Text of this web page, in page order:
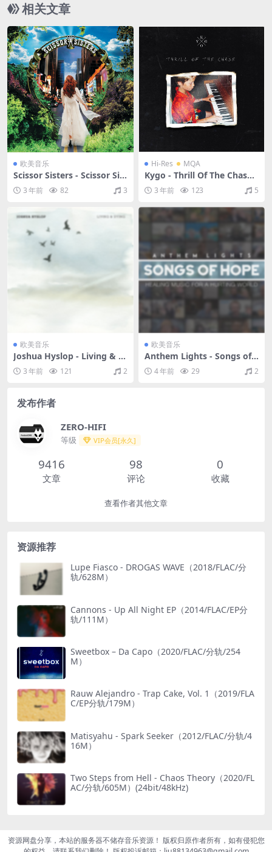
相关文章
欧美音乐
Scissor Sisters - Scissor Sist
ers（2004/FLAC/分轨/282
M）3 年前 82 3
Hi-Res MQA
Kygo - Thrill Of The Chase
（2016/FLAC/分轨/633M）
(MQA/24bit/44.1kHz)
3 年前 123 5
欧美音乐
Joshua Hyslop - Living & D
ying（2015/FLAC/分轨/91.7
M）3 年前 121 2
欧美音乐
Anthem Lights - Songs of
Hope: Healing Music for a
Hurting World（2020/FLA
4 年前 29 2
发布作者
ZERO-HIFI
等级 VIP会员[永久]
9416
文章
98
评论
0
收藏
查看作者其他文章
资源推荐
Lupe Fiasco - DROGAS WAVE（2018/FLAC/分
轨/628M）
Cannons - Up All Night EP（2014/FLAC/EP分
轨/111M）
Sweetbox – Da Capo（2020/FLAC/分轨/254
M）
Rauw Alejandro - Trap Cake, Vol. 1（2019/FLA
C/EP分轨/179M）
Matisyahu - Spark Seeker（2012/FLAC/分轨/4
16M）
Two Steps from Hell - Chaos Theory（2020/FL
AC/分轨/605M）(24bit/48kHz)
资源网盘分享，本站的服务器不储存音乐资源！ 版权归原作者所有，如有侵犯您